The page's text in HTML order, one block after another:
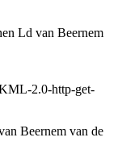
Ld van Beernem
2.0-http-get-
Beernem van de